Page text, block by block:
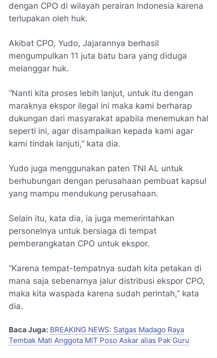
dengan CPO di wilayah perairan Indonesia karena
terlupakan oleh huk.
Akibat CPO, Yudo, Jajarannya berhasil
mengumpulkan 11 juta batu bara yang diduga
melanggar huk.
“Nanti kita proses lebih lanjut, untuk itu dengan
maraknya ekspor ilegal ini maka kami berharap
dukungan dari masyarakat apabila menemukan hal
seperti ini, agar disampaikan kepada kami agar
kami tindak lanjuti,” kata dia.
Yudo juga menggunakan paten TNI AL untuk
berhubungan dengan perusahaan pembuat kapsul
yang mampu mendukung perusahaan.
Selain itu, kata dia, ia juga memerintahkan
personelnya untuk bersiaga di tempat
pemberangkatan CPO untuk ekspor.
“Karena tempat-tempatnya sudah kita petakan di
mana saja sebenarnya jalur distribusi ekspor CPO,
maka kita waspada karena sudah perintah,” kata
dia.
Baca Juga: BREAKING NEWS: Satgas Madago Raya
Tembak Mati Anggota MIT Poso Askar alias Pak Guru